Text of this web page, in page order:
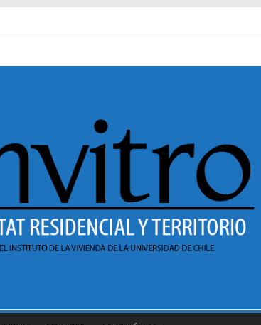
de conversatorios 40 años INVI